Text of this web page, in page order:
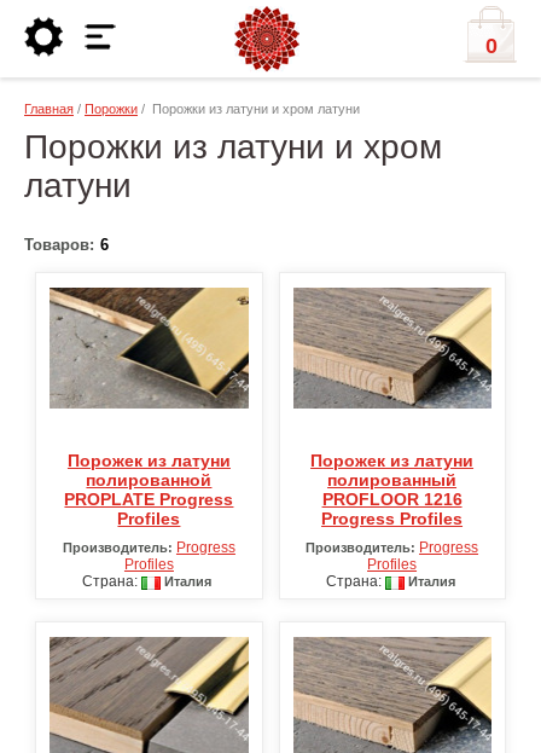
0
Главная / Порожки / Порожки из латуни и хром латуни
Порожки из латуни и хром
латуни
Товаров: 6
Порожек из латуни
полированной
PROPLATE Progress
Profiles
Производитель: Progress
Profiles
Страна:
Италия
Порожек из латуни
полированный
PROFLOOR 1216
Progress Profiles
Производитель: Progress
Profiles
Страна:
Италия